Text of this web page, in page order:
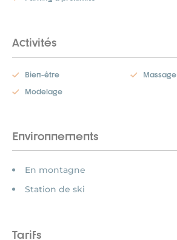
Activités
Bien-être
Massage
Modelage
Environnements
En montagne
Station de ski
Tarifs